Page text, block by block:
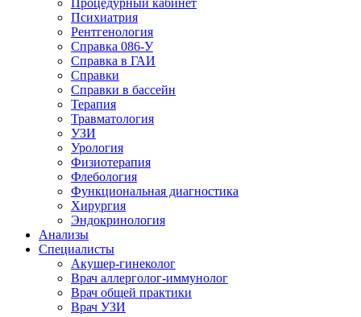
Процедурный кабинет
Психиатрия
Рентгенология
Справка 086-У
Справка в ГАИ
Справки
Справки в бассейн
Терапия
Травматология
УЗИ
Урология
Физиотерапия
Флебология
Функциональная диагностика
Хирургия
Эндокринология
Анализы
Специалисты
Акушер-гинеколог
Врач аллерголог-иммунолог
Врач общей практики
Врач УЗИ